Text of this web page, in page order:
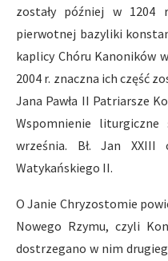
zostały później w 1204
pierwotnej bazyliki
kaplicy Chóru Kanoników
2004 r. znaczna ich część
Jana Pawła II Patriarsze
Wspomnienie
września. Bł. Jan XXIII
Watykańskiego II.
O Janie Chryzostomie
Nowego Rzymu, czyli
dostrzegano w nim